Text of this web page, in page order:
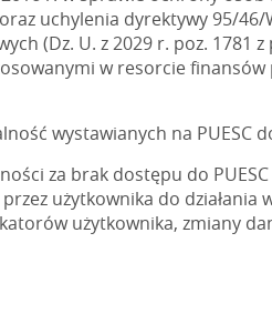
uchylenia dyrektywy 95/
(Dz. U. z 2029 r. poz.
w resorcie
wystawianych na PUESC
za brak dostępu do
użytkownika do
użytkownika, zmiany